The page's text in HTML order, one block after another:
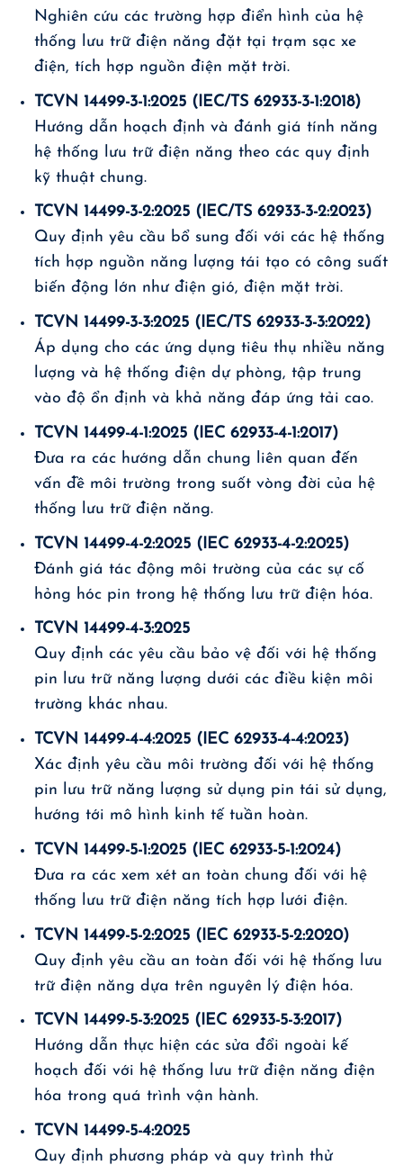
Nghiên cứu các trường hợp điển hình của hệ
thống lưu trữ điện năng đặt tại trạm sạc xe
điện, tích hợp nguồn điện mặt trời.
TCVN 14499-3-1:2025 (IEC/TS 62933-3-1:2018)
Hướng dẫn hoạch định và đánh giá tính năng
hệ thống lưu trữ điện năng theo các quy định
kỹ thuật chung.
TCVN 14499-3-2:2025 (IEC/TS 62933-3-2:2023)
Quy định yêu cầu bổ sung đối với các hệ thống
tích hợp nguồn năng lượng tái tạo có công suất
biến động lớn như điện gió, điện mặt trời.
TCVN 14499-3-3:2025 (IEC/TS 62933-3-3:2022)
Áp dụng cho các ứng dụng tiêu thụ nhiều năng
lượng và hệ thống điện dự phòng, tập trung
vào độ ổn định và khả năng đáp ứng tải cao.
TCVN 14499-4-1:2025 (IEC 62933-4-1:2017)
Đưa ra các hướng dẫn chung liên quan đến
vấn đề môi trường trong suốt vòng đời của hệ
thống lưu trữ điện năng.
TCVN 14499-4-2:2025 (IEC 62933-4-2:2025)
Đánh giá tác động môi trường của các sự cố
hỏng hóc pin trong hệ thống lưu trữ điện hóa.
TCVN 14499-4-3:2025
Quy định các yêu cầu bảo vệ đối với hệ thống
pin lưu trữ năng lượng dưới các điều kiện môi
trường khác nhau.
TCVN 14499-4-4:2025 (IEC 62933-4-4:2023)
Xác định yêu cầu môi trường đối với hệ thống
pin lưu trữ năng lượng sử dụng pin tái sử dụng,
hướng tới mô hình kinh tế tuần hoàn.
TCVN 14499-5-1:2025 (IEC 62933-5-1:2024)
Đưa ra các xem xét an toàn chung đối với hệ
thống lưu trữ điện năng tích hợp lưới điện.
TCVN 14499-5-2:2025 (IEC 62933-5-2:2020)
Quy định yêu cầu an toàn đối với hệ thống lưu
trữ điện năng dựa trên nguyên lý điện hóa.
TCVN 14499-5-3:2025 (IEC 62933-5-3:2017)
Hướng dẫn thực hiện các sửa đổi ngoài kế
hoạch đối với hệ thống lưu trữ điện năng điện
hóa trong quá trình vận hành.
TCVN 14499-5-4:2025
Quy định phương pháp và quy trình thử